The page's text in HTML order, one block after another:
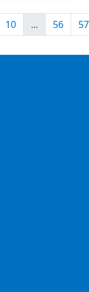
10 ... 56 57